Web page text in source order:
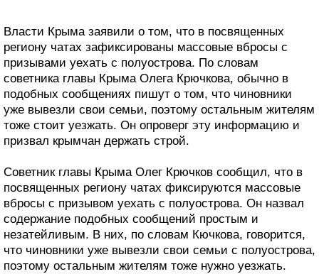
Власти Крыма заявили о том, что в посвященных
региону чатах зафиксированы массовые вбросы с
призывами уехать с полуострова. По словам
советника главы Крыма Олега Крючкова, обычно в
подобных сообщениях пишут о том, что чиновники
уже вывезли свои семьи, поэтому остальным жителям
тоже стоит уезжать. Он опроверг эту информацию и
призвал крымчан держать строй.
Советник главы Крыма Олег Крючков сообщил, что в
посвященных региону чатах фиксируются массовые
вбросы с призывом уехать с полуострова. Он назвал
содержание подобных сообщений простым и
незатейливым. В них, по словам Кючкова, говорится,
что чиновники уже вывезли свои семьи с полуострова,
поэтому остальным жителям тоже нужно уезжать.